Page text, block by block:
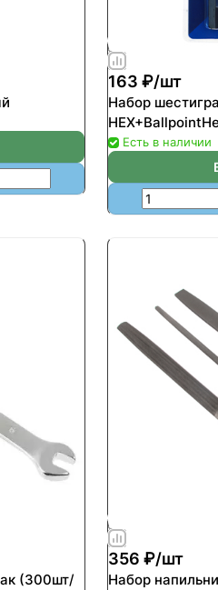
163 ₽/шт
Набор
Есть в наличии
(300шт/
356 ₽/шт
Набор